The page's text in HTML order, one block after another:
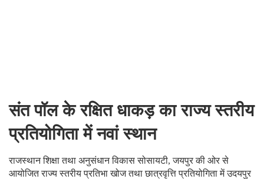
संत पॉल के रक्षित धाकड़ का राज्य स्तरीय
प्रतियोगिता में नवां स्थान
राजस्थान शिक्षा तथा अनुसंधान विकास सोसायटी, जयपुर की ओर से
आयोजित राज्य स्तरीय प्रतिभा खोज तथा छात्रवृत्ति प्रतियोगिता में उदयपुर